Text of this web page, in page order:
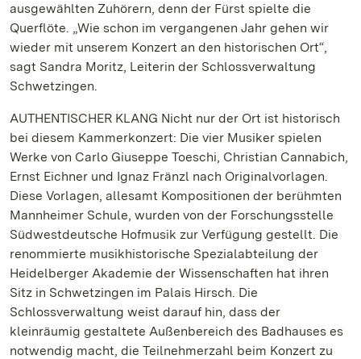
ausgewählten Zuhörern, denn der Fürst spielte die
Querflöte. „Wie schon im vergangenen Jahr gehen wir
wieder mit unserem Konzert an den historischen Ort“,
sagt Sandra Moritz, Leiterin der Schlossverwaltung
Schwetzingen.
AUTHENTISCHER KLANG Nicht nur der Ort ist historisch
bei diesem Kammerkonzert: Die vier Musiker spielen
Werke von Carlo Giuseppe Toeschi, Christian Cannabich,
Ernst Eichner und Ignaz Fränzl nach Originalvorlagen.
Diese Vorlagen, allesamt Kompositionen der berühmten
Mannheimer Schule, wurden von der Forschungsstelle
Südwestdeutsche Hofmusik zur Verfügung gestellt. Die
renommierte musikhistorische Spezialabteilung der
Heidelberger Akademie der Wissenschaften hat ihren
Sitz in Schwetzingen im Palais Hirsch. Die
Schlossverwaltung weist darauf hin, dass der
kleinräumig gestaltete Außenbereich des Badhauses es
notwendig macht, die Teilnehmerzahl beim Konzert zu